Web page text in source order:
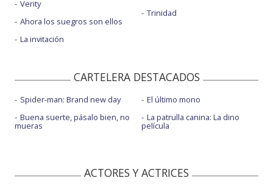
Verity
Ahora los suegros son ellos
La invitación
Trinidad
CARTELERA DESTACADOS
Spider-man: Brand new day
Buena suerte, pásalo bien, no
mueras
El último mono
La patrulla canina: La dino
película
ACTORES Y ACTRICES